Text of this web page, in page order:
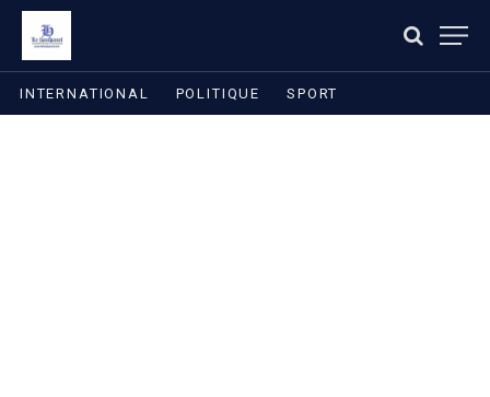
INTERNATIONAL POLITIQUE SPORT